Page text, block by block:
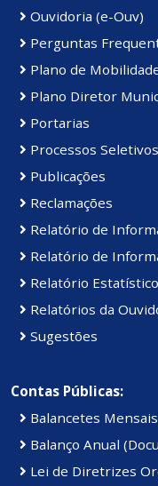
Ouvidoria (e-Ouv)
Perguntas
Plano de
Plano Diretor
Portarias
Processos Seletivos
Publicações
Reclamações
Relatório de
Relatório de
Relatório
Relatórios da
Sugestões
Contas Públicas:
Balancetes
Balanço Anual
Lei de Diretrizes